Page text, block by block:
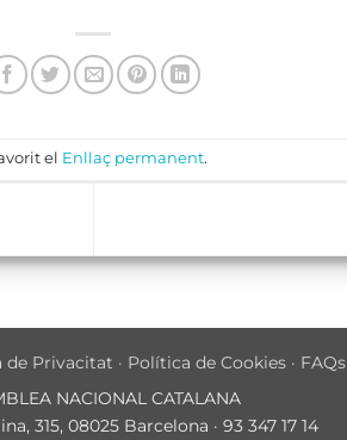
el Enllaç permanent.
de Privacitat · Política de Cookies · FAQs
NACIONAL CATALANA
315, 08025 Barcelona · 93 347 17 14